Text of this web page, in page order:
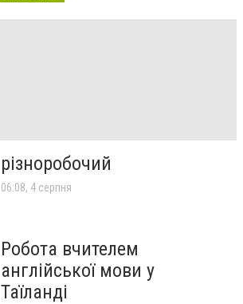
різноробочий
06:08, 4 серпня
Робота вчителем
англійської мови у
Таїланді